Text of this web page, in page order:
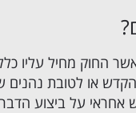
החוק מחיל עליו
או לטובת
אחראי על ביצוע